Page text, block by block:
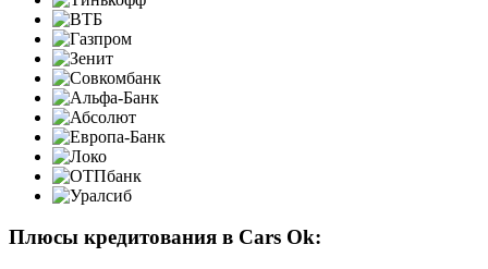
Плюсы кредитования в Cars Ok: